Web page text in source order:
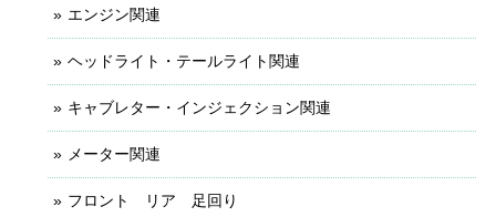
エンジン関連
ヘッドライト・テールライト関連
キャブレター・インジェクション関連
メーター関連
フロント リア 足回り